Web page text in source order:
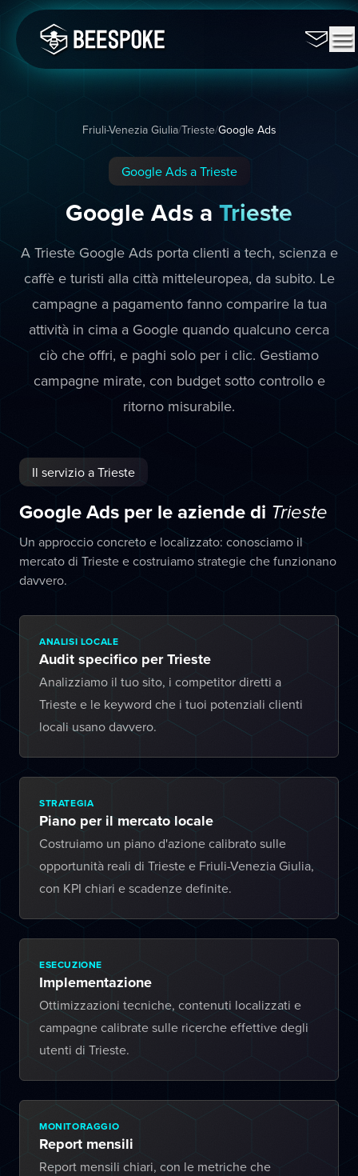
Friuli-Venezia Giulia/Trieste/Google Ads
Google Ads a Trieste
Google Ads a Trieste
A Trieste Google Ads porta clienti a tech, scienza e
caffè e turisti alla città mitteleuropea, da subito. Le
campagne a pagamento fanno comparire la tua
attività in cima a Google quando qualcuno cerca
ciò che offri, e paghi solo per i clic. Gestiamo
campagne mirate, con budget sotto controllo e
ritorno misurabile.
Il servizio a Trieste
Google Ads per le aziende di Trieste
Un approccio concreto e localizzato: conosciamo il
mercato di Trieste e costruiamo strategie che funzionano
davvero.
ANALISI LOCALE
Audit specifico per Trieste
Analizziamo il tuo sito, i competitor diretti a
Trieste e le keyword che i tuoi potenziali clienti
locali usano davvero.
STRATEGIA
Piano per il mercato locale
Costruiamo un piano d'azione calibrato sulle
opportunità reali di Trieste e Friuli-Venezia Giulia,
con KPI chiari e scadenze definite.
ESECUZIONE
Implementazione
Ottimizzazioni tecniche, contenuti localizzati e
campagne calibrate sulle ricerche effettive degli
utenti di Trieste.
MONITORAGGIO
Report mensili
Report mensili chiari, con le metriche che